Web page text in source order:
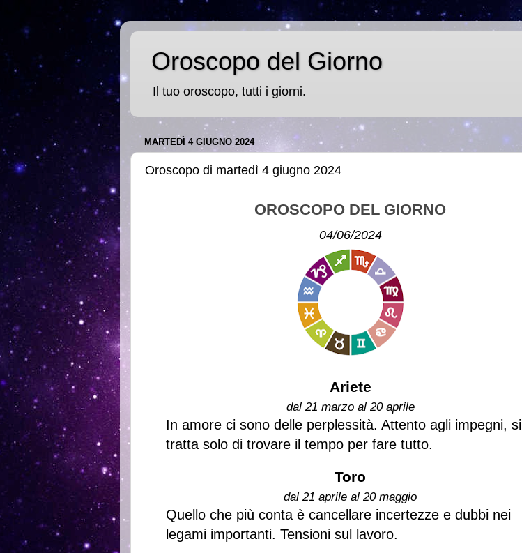
Oroscopo del Giorno
Il tuo oroscopo, tutti i giorni.
MARTEDÌ 4 GIUGNO 2024
Oroscopo di martedì 4 giugno 2024
OROSCOPO DEL GIORNO
04/06/2024
Ariete
dal 21 marzo al 20 aprile
In amore ci sono delle perplessità. Attento agli impegni, si
tratta solo di trovare il tempo per fare tutto.
Toro
dal 21 aprile al 20 maggio
Quello che più conta è cancellare incertezze e dubbi nei
legami importanti. Tensioni sul lavoro.